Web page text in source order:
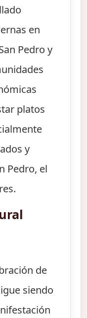
en
Pedro y
platos
y
Pedro, el
de
siendo